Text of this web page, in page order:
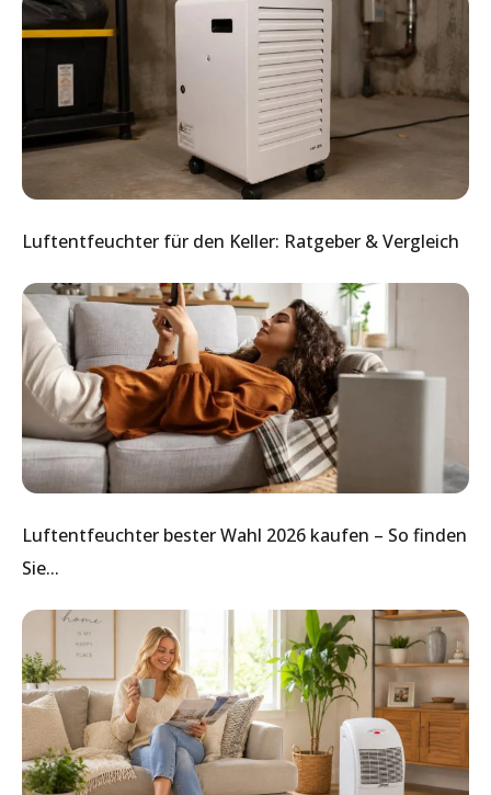
Luftentfeuchter für den Keller: Ratgeber & Vergleich
Luftentfeuchter bester Wahl 2026 kaufen – So finden
Sie...